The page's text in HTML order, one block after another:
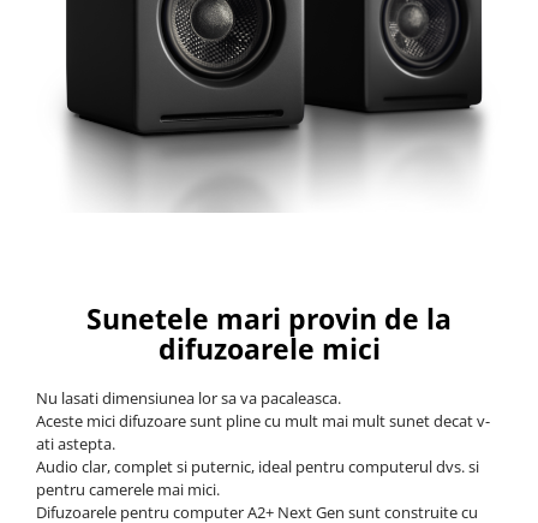
Sunetele mari provin de la
difuzoarele mici
Nu lasati dimensiunea lor sa va pacaleasca.
Aceste mici difuzoare sunt pline cu mult mai mult sunet decat v-
ati astepta.
Audio clar, complet si puternic, ideal pentru computerul dvs. si
pentru camerele mai mici.
Difuzoarele pentru computer A2+ Next Gen sunt construite cu